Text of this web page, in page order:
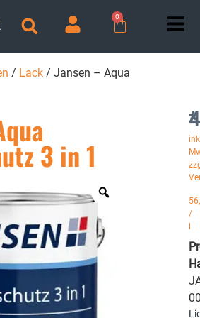
0
/ Lack / Jansen – Aqua
3 in 1
*
/
l